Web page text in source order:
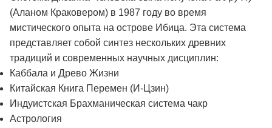
(Аланом Краковером) в 1987 году во время
мистического опыта на острове Ибица. Эта система
представляет собой синтез нескольких древних
традиций и современных научных дисциплин:
Каббала и Древо Жизни
Китайская Книга Перемен (И-Цзин)
Индуистская Брахманическая система чакр
Астрология